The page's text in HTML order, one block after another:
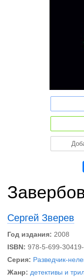
Сергей Зверев
Год издания: 2008
ISBN: 978-5-699-
Серия: Разведчик-
Жанр: детективы и